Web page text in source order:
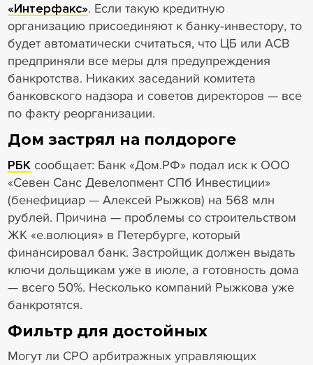
«Интерфакс». Если такую кредитную
организацию присоединяют к банку‑инвестору, то
будет автоматически считаться, что ЦБ или АСВ
предприняли все меры для предупреждения
банкротства. Никаких заседаний комитета
банковского надзора и советов директоров — все
по факту реорганизации.
Дом застрял на полдороге
РБКсообщает: Банк «Дом.РФ» подал иск к ООО
«Севен Санс Девелопмент СПб Инвестиции»
(бенефициар — Алексей Рыжков) на 568 млн
рублей. Причина — проблемы со строительством
ЖК «е.волюция» в Петербурге, который
финансировал банк. Застройщик должен выдать
ключи дольщикам уже в июле, а готовность дома
— всего 50%. Несколько компаний Рыжкова уже
банкротятся.
Фильтр для достойных
Могут ли СРО арбитражных управляющих